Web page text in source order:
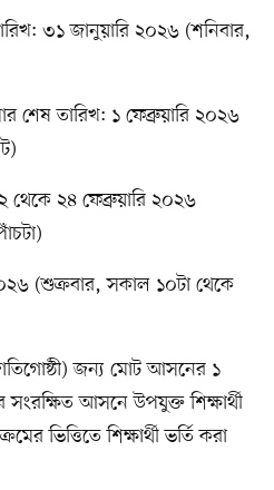
৩১ জানুয়ারি ২০২৬ (শনিবার,
শেষ তারিখ: ১ ফেব্রুয়ারি ২০২৬
২৪ ফেব্রুয়ারি ২০২৬
(শুক্রবার, সকাল ১০টা থেকে
জন্য মোট আসনের ১
আসনে উপযুক্ত শিক্ষার্থী
ভিত্তিতে শিক্ষার্থী ভর্তি করা